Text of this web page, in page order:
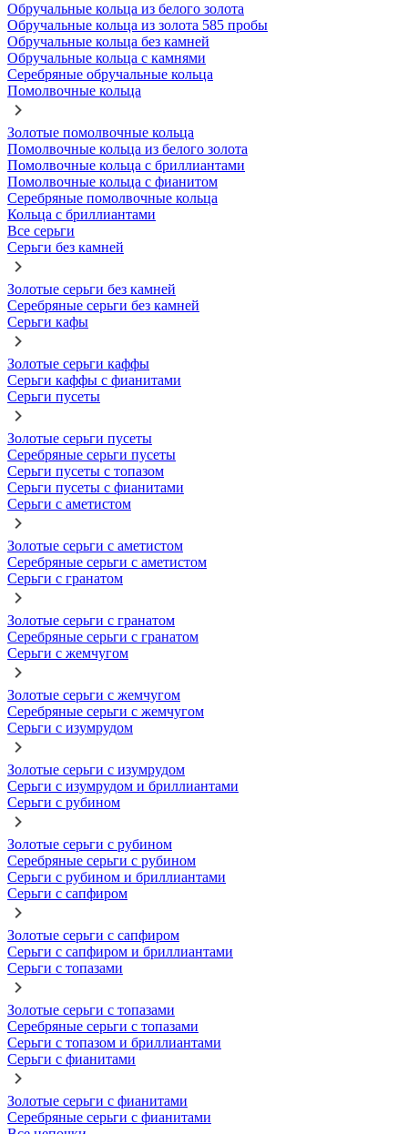
Обручальные кольца из белого золота
Обручальные кольца из золота 585 пробы
Обручальные кольца без камней
Обручальные кольца с камнями
Серебряные обручальные кольца
Помолвочные кольца
Золотые помолвочные кольца
Помолвочные кольца из белого золота
Помолвочные кольца с бриллиантами
Помолвочные кольца с фианитом
Серебряные помолвочные кольца
Кольца с бриллиантами
Все серьги
Серьги без камней
Золотые серьги без камней
Серебряные серьги без камней
Серьги кафы
Золотые серьги каффы
Серьги каффы с фианитами
Серьги пусеты
Золотые серьги пусеты
Серебряные серьги пусеты
Серьги пусеты с топазом
Серьги пусеты с фианитами
Серьги с аметистом
Золотые серьги с аметистом
Серебряные серьги с аметистом
Серьги с гранатом
Золотые серьги с гранатом
Серебряные серьги с гранатом
Серьги с жемчугом
Золотые серьги с жемчугом
Серебряные серьги с жемчугом
Серьги с изумрудом
Золотые серьги с изумрудом
Серьги с изумрудом и бриллиантами
Серьги с рубином
Золотые серьги с рубином
Серебряные серьги с рубином
Серьги с рубином и бриллиантами
Серьги с сапфиром
Золотые серьги с сапфиром
Серьги с сапфиром и бриллиантами
Серьги с топазами
Золотые серьги с топазами
Серебряные серьги с топазами
Серьги с топазом и бриллиантами
Серьги с фианитами
Золотые серьги с фианитами
Серебряные серьги с фианитами